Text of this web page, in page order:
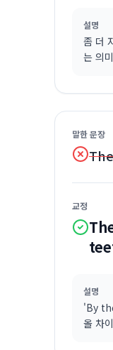
설명
좀 더
는 의
말한 문장
교정
설명
'By
올 차